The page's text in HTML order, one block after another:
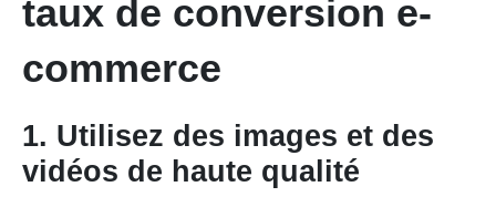
taux de conversion e-
commerce
1. Utilisez des images et des
vidéos de haute qualité